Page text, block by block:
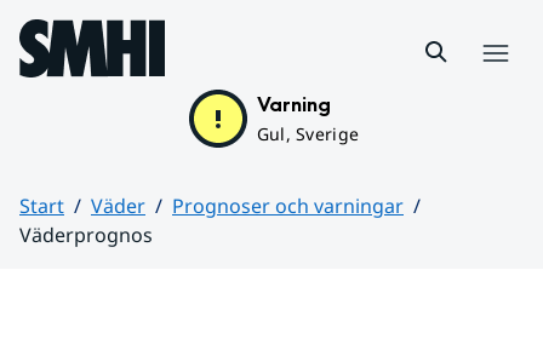
Hoppa till sidans innehåll
Varning
Gul, Sverige
Start Väder
Prognoser och varningar
Väderprognos